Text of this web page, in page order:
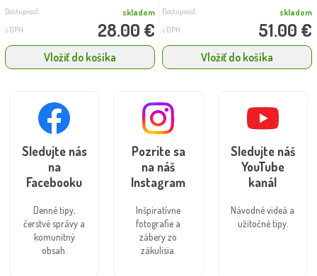
Dostupnosť: skladom
s DPH 28.00 €
Vložiť do košíka
Dostupnosť: skladom
s DPH 51.00 €
Vložiť do košíka
Sledujte nás
na
Facebooku
Denné tipy,
čerstvé správy a
komunitný
obsah.
Pozrite sa
na náš
Instagram
Inšpiratívne
fotografie a
zábery zo
zákulisia.
Sledujte náš
YouTube
kanál
Návodné videá a
užitočné tipy.